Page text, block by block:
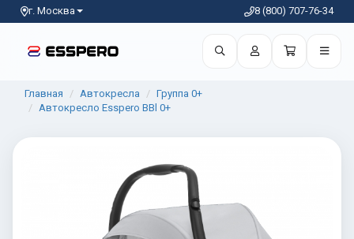
г. Москва 8 (800) 707-76-34
Главная Автокресла
Группа 0+
Автокресло Esspero BBl 0+